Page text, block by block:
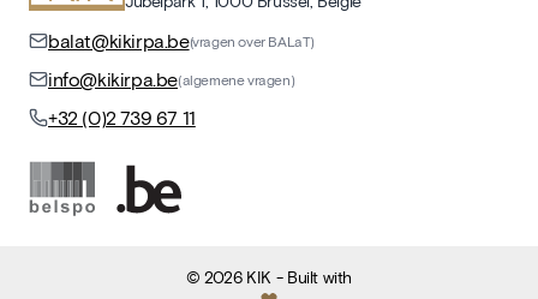
balat@kikirpa.be(vragen over BALaT)
info@kikirpa.be(algemene vragen)
+32 (0)2 739 67 11
©2026 KIK - Built with